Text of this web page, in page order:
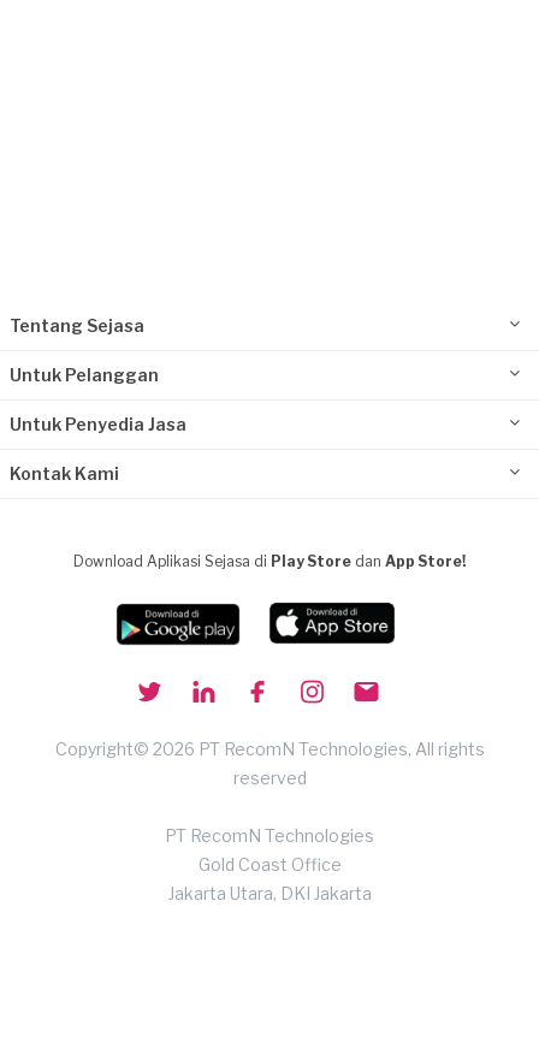
Tentang Sejasa
Untuk Pelanggan
Untuk Penyedia Jasa
Kontak Kami
Download Aplikasi Sejasa di Play Store dan App Store!
Copyright© 2026 PT RecomN Technologies, All rights
reserved
PT RecomN Technologies
Gold Coast Office
Jakarta Utara, DKI Jakarta